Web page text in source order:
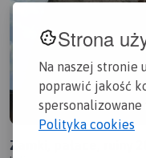
Strona
Na naszej stronie
poprawić jakość
Polityka cookies
Zamki, pałace, ruiny